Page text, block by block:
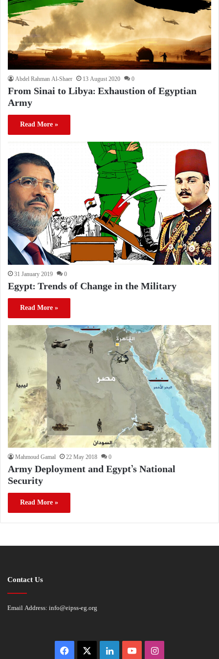
Abdel Rahman Al-Shaer 13 August 2020 0
From Sinai to Libya: Exhaustion of Egyptian
Army
Read More »
31 January 2019 0
Egypt: Trends of Change in the Military
Read More »
Mahmoud Gamal 22 May 2018 0
Army Deployment and Egypt’s National
Security
Read More »
Contact Us
Email Address:info@eipss-eg.org
Facebook LinkedIn YouTubeInstagram